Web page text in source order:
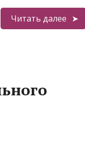
Читать далее